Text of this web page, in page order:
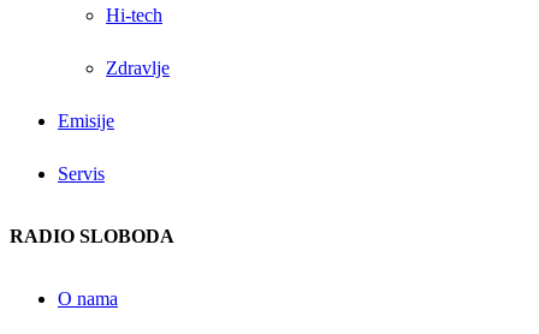
Hi-tech
Zdravlje
Emisije
Servis
RADIO SLOBODA
O nama